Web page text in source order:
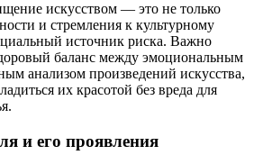
искусством — это не только
и стремления к культурному
источник риска. Важно
баланс между эмоциональным
анализом произведений искусства,
их красотой без вреда для
и его проявления